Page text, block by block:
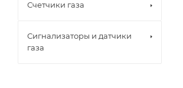
Счетчики газа
Сигнализаторы и датчики
газа